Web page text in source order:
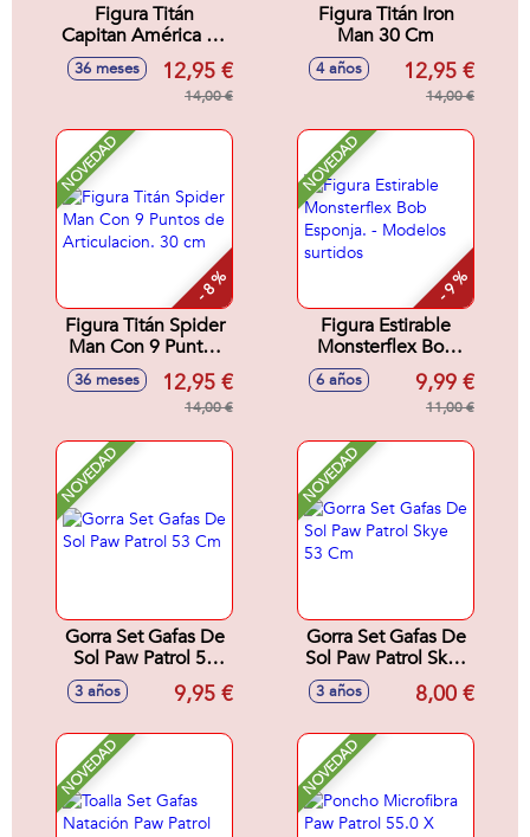
Figura Titán
Capitan América 30
cm
36 meses 12,95 €
14,00 €
Figura Titán Iron
Man 30 Cm
4 años 12,95 €
14,00 €
NOVEDAD
- 8 %
Figura Titán Spider
Man Con 9 Puntos
de Articulacion. 30
cm
36 meses 12,95 €
14,00 €
NOVEDAD
- 9 %
Figura Estirable
Monsterflex Bob
Esponja. - Modelos
surtidos
6 años 9,99 €
11,00 €
NOVEDAD
Gorra Set Gafas De
Sol Paw Patrol 53
3 años 9,95 €
NOVEDAD
Gorra Set Gafas De
Sol Paw Patrol Skye
53 Cm
3 años 8,00 €
NOVEDAD NOVEDAD